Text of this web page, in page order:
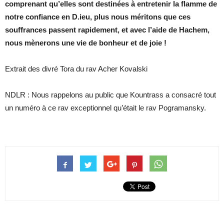
comprenant qu’elles sont destinées à entretenir la flamme de
notre confiance en D.ieu, plus nous méritons que ces
souffrances passent rapidement, et avec l’aide de Hachem,
nous mènerons une vie de bonheur et de joie !
Extrait des divré Tora du rav Acher Kovalski
NDLR : Nous rappelons au public que Kountrass a consacré tout
un numéro à ce rav exceptionnel qu’était le rav Pogramansky.